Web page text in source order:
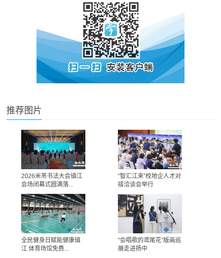
推荐图片
2026米芾书法大会镇江
会场闭幕式圆满落...
“智汇江来”校地企人才对
接洽谈会举行
全民健身日赋能健康镇
江 体育场馆免费...
“会唱歌的鸢尾花”版画巡
展走进扬中